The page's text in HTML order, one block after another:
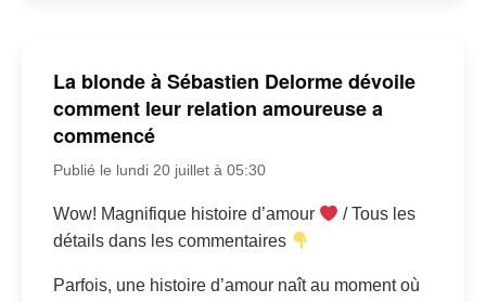
La blonde à Sébastien Delorme dévoile
comment leur relation amoureuse a
commencé
Publié le lundi 20 juillet à 05:30
Wow! Magnifique histoire d’amour
/ Tous les
détails dans les commentaires
Parfois, une histoire d’amour naît au moment où